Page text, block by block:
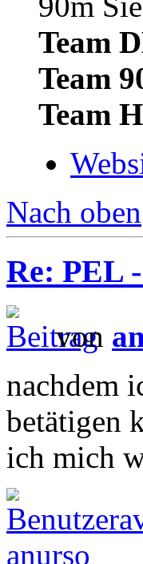
Team
Team
Team
Nach oben
Re: PEL
von
nachdem
betätigen
ich mich
anurso